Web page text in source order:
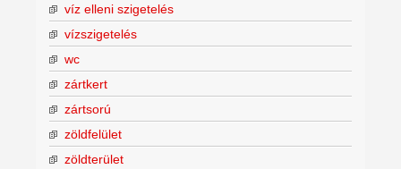
víz elleni szigetelés
vízszigetelés
wc
zártkert
zártsorú
zöldfelület
zöldterület